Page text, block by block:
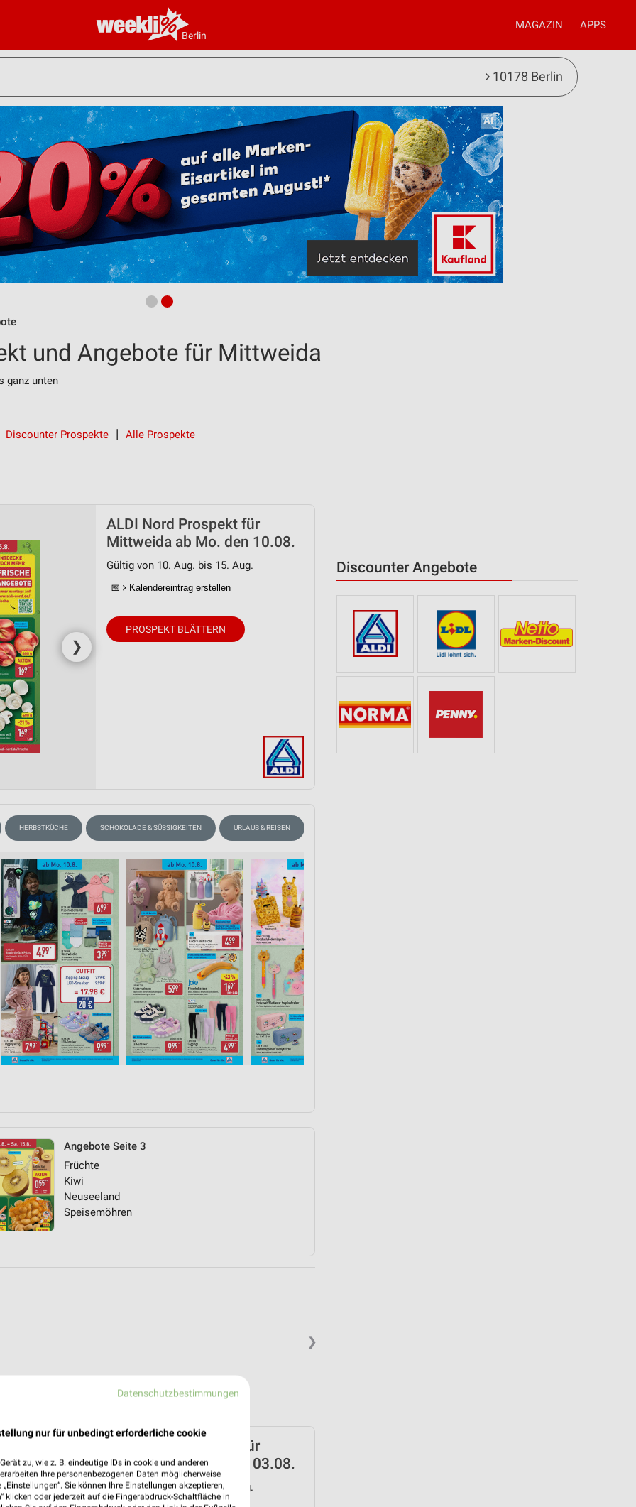
Berlin
MAGAZIN APPS
10178 Berlin
Discounter Angebote
und Angebote für Mittweida
ganz unten
Discounter Prospekte Alle Prospekte
❯
ALDI Nord Prospekt für
Mittweida ab Mo. den 10.08.
Gültig von 10. Aug. bis 15. Aug.
📅 Kalendereintrag erstellen
PROSPEKT BLÄTTERN
HERBSTKÜCHE SCHOKOLADE & SÜSSIGKEITEN URLAUB & REISEN
Angebote Seite 3
Früchte
Kiwi
Neuseeland
Speisemöhren
❯
ALDI Nord Prospekt für
Mittweida ab Mo. den 03.08.
Gültig von 03. Aug. bis 08. Aug.
Datenschutzbestimmungen
nur für unbedingt erforderliche cookie
zu, wie z. B. eindeutige IDs in cookie und anderen
Ihre personenbezogenen Daten möglicherweise
Sie können Ihre Einstellungen akzeptieren,
klicken oder jederzeit auf die Fingerabdruck-Schaltfläche in